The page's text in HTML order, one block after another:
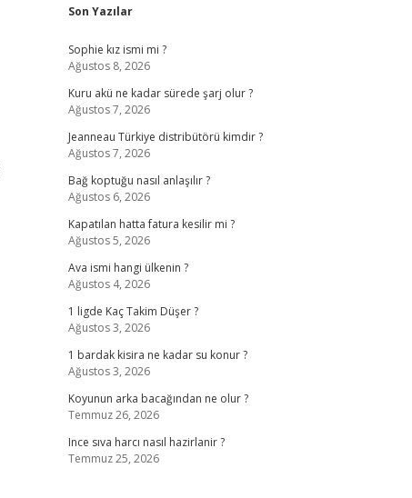
Sidebar
Son Yazılar
Sophie kız ismi mi ?
Ağustos 8, 2026
Kuru akü ne kadar sürede şarj olur ?
Ağustos 7, 2026
Jeanneau Türkiye distribütörü kimdir ?
Ağustos 7, 2026
Bağ koptuğu nasıl anlaşılır ?
Ağustos 6, 2026
Kapatılan hatta fatura kesilir mi ?
Ağustos 5, 2026
Ava ismi hangi ülkenin ?
Ağustos 4, 2026
1 ligde Kaç Takim Düşer ?
Ağustos 3, 2026
1 bardak kisira ne kadar su konur ?
Ağustos 3, 2026
Koyunun arka bacağından ne olur ?
Temmuz 26, 2026
Ince sıva harcı nasıl hazirlanir ?
Temmuz 25, 2026